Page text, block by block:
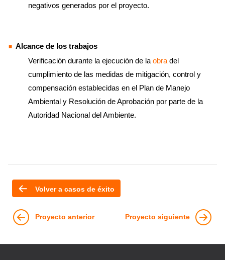
negativos generados por el proyecto.
Alcance de los trabajos
Verificación durante la ejecución de la obra del
cumplimiento de las medidas de mitigación, control y
compensación establecidas en el Plan de Manejo
Ambiental y Resolución de Aprobación por parte de la
Autoridad Nacional del Ambiente.
Volver a casos de éxito
Proyecto anterior Proyecto siguiente